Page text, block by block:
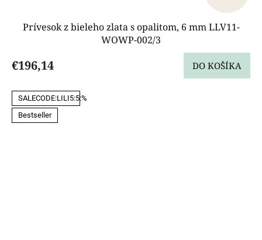
Prívesok z bieleho zlata s opalitom, 6 mm LLV11-
WOWP-002/3
€196,14 DO KOŠÍKA
SALECODE:LILI5:5:%
Bestseller